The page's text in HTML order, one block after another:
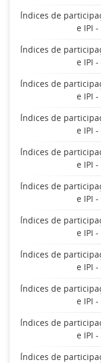
Índices de
e IPI
Índices de
e IPI
Índices de
e IPI
Índices de
e IPI
Índices de
e IPI
Índices de
e IPI
Índices de
e IPI
Índices de
e IPI
Índices de
e IPI
Índices de
e IPI
Índices de